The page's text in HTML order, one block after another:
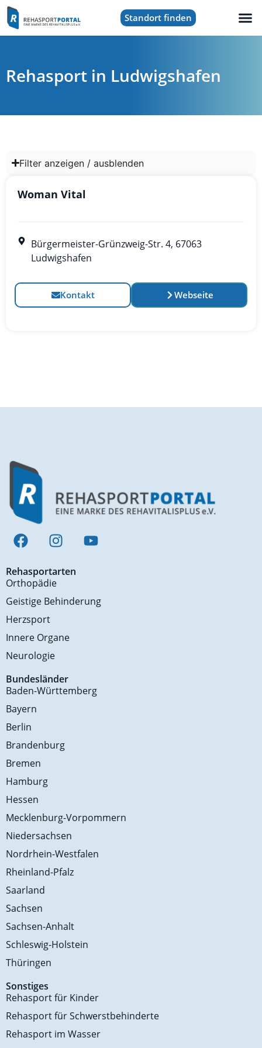
Standort finden
Rehasport in Ludwigshafen
Filter anzeigen / ausblenden
Woman Vital
Bürgermeister-Grünzweig-Str. 4, 67063
Ludwigshafen
Kontakt Webseite
Rehasportarten
Orthopädie
Geistige Behinderung
Herzsport
Innere Organe
Neurologie
Bundesländer
Baden-Württemberg
Bayern
Berlin
Brandenburg
Bremen
Hamburg
Hessen
Mecklenburg-Vorpommern
Niedersachsen
Nordrhein-Westfalen
Rheinland-Pfalz
Saarland
Sachsen
Sachsen-Anhalt
Schleswig-Holstein
Thüringen
Sonstiges
Rehasport für Kinder
Rehasport für Schwerstbehinderte
Rehasport im Wasser